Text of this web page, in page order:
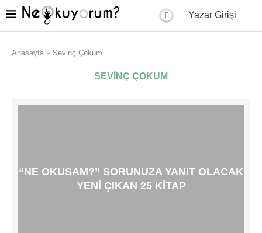
Yazar Girişi
Anasayfa » Sevinç Çokum
SEVINÇ ÇOKUM
“NE OKUSAM?” SORUNUZA YANIT OLACAK
YENI ÇIKAN 25 KITAP